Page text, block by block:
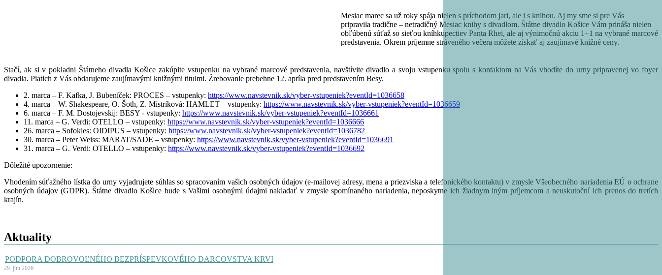
Mesiac marec sa už roky spája nielen s príchodom jari, ale i s knihou. Aj my sme si pre Vás
pripravila tradične – netradičný Mesiac knihy s divadlom. Štátne divadlo Košice Vám prináša nielen
obľúbenú súťaž so sieťou kníhkupectiev Panta Rhei, ale aj výnimočnú akciu 1+1 na vybrané marcové
predstavenia. Okrem príjemne stráveného večera môžete získať aj zaujímavé knižné ceny.
Stačí, ak si v pokladni Štátneho divadla Košice zakúpite vstupenku na vybrané marcové predstavenia, navštívite divadlo a svoju vstupenku spolu s kontaktom na Vás vhodíte do urny pripravenej vo foyer
divadla. Piatich z Vás obdarujeme zaujímavými knižnými titulmi. Žrebovanie prebehne 12. apríla pred predstavením Besy.
2. marca – F. Kafka, J. Bubeníček: PROCES – vstupenky: https://www.navstevnik.sk/vyber-vstupeniek?eventId=1036658
4. marca – W. Shakespeare, O. Šoth, Z. Mistríková: HAMLET – vstupenky: https://www.navstevnik.sk/vyber-vstupeniek?eventId=1036659
6. marca – F. M. Dostojevskij: BESY - vstupenky: https://www.navstevnik.sk/vyber-vstupeniek?eventId=1036661
11. marca – G. Verdi: OTELLO – vstupenky: https://www.navstevnik.sk/vyber-vstupeniek?eventId=1036666
26. marca – Sofokles: OIDIPUS – vstupenky: https://www.navstevnik.sk/vyber-vstupeniek?eventId=1036782
30. marca – Peter Weiss: MARAT/SADE – vstupenky: https://www.navstevnik.sk/vyber-vstupeniek?eventId=1036691
31. marca – G. Verdi: OTELLO – vstupenky: https://www.navstevnik.sk/vyber-vstupeniek?eventId=1036692
Dôležité upozornenie:
Vhodením súťažného lístka do urny vyjadrujete súhlas so spracovaním vašich osobných údajov (e-mailovej adresy, mena a priezviska a telefonického kontaktu) v zmysle Všeobecného nariadenia EÚ o ochrane
osobných údajov (GDPR). Štátne divadlo Košice bude s Vašimi osobnými údajmi nakladať v zmysle spomínaného nariadenia, neposkytne ich žiadnym iným príjemcom a neuskutoční ich prenos do tretích
krajín.
Aktuality
PODPORA DOBROVOĽNÉHO BEZPRÍSPEVKOVÉHO DARCOVSTVA KRVI
29. jún 2026